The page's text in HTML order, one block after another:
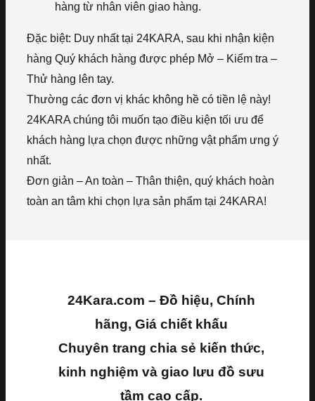
hàng từ nhân viên giao hàng.
Đặc biệt: Duy nhất tại 24KARA, sau khi nhận kiện
hàng Quý khách hàng được phép Mở – Kiểm tra –
Thử hàng lên tay.
Thường các đơn vị khác không hề có tiền lệ này!
24KARA chúng tôi muốn tạo điều kiện tối ưu để
khách hàng lựa chọn được những vật phẩm ưng ý
nhất.
Đơn giản – An toàn – Thân thiện, quý khách hoàn
toàn an tâm khi chọn lựa sản phẩm tại 24KARA!
24Kara.com – Đồ hiệu, Chính
hãng, Giá chiết khấu
Chuyên trang chia sẻ kiến thức,
kinh nghiệm và giao lưu đồ sưu
tầm cao cấp.